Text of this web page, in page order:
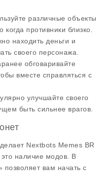
различные объекты
противники близко.
находить деньги и
своего персонажа.
обговаривайте
вместе справляться с
улучшайте своего
быть сильнее врагов.
Nextbots Memes BR
наличие модов. В
позволяет вам начать с